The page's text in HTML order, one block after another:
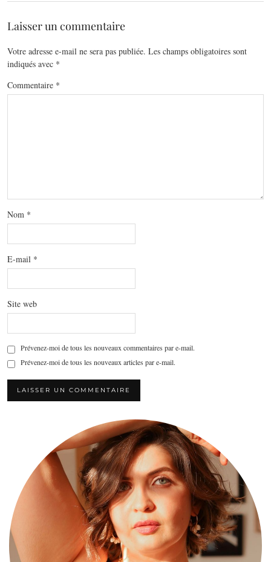
Laisser un commentaire
Votre adresse e-mail ne sera pas publiée. Les champs obligatoires sont
indiqués avec *
Commentaire *
Nom *
E-mail *
Site web
Prévenez-moi de tous les nouveaux commentaires par e-mail.
Prévenez-moi de tous les nouveaux articles par e-mail.